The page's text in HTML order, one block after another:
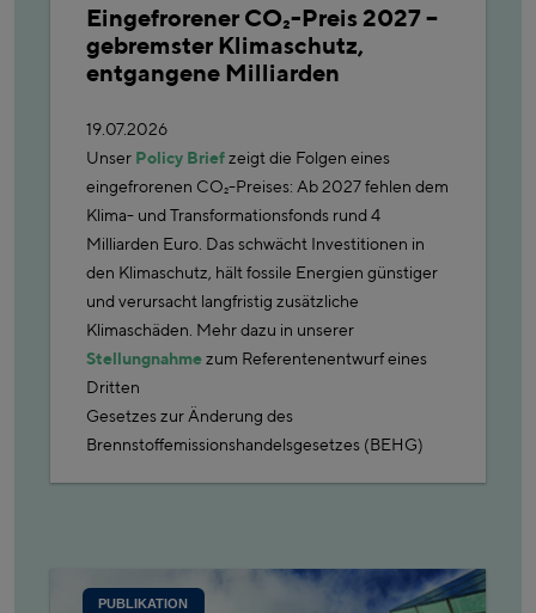
Eingefrorener CO₂-Preis 2027 –
gebremster Klimaschutz,
entgangene Milliarden
19.07.2026
Unser Policy Briefzeigt die Folgen eines
eingefrorenen CO₂-Preises: Ab 2027 fehlen dem
Klima- und Transformationsfonds rund 4
Milliarden Euro. Das schwächt Investitionen in
den Klimaschutz, hält fossile Energien günstiger
und verursacht langfristig zusätzliche
Klimaschäden. Mehr dazu in unserer
Stellungnahmezum Referentenentwurf eines
Dritten
Gesetzes zur Änderung des
Brennstoffemissionshandelsgesetzes (BEHG)
PUBLIKATION